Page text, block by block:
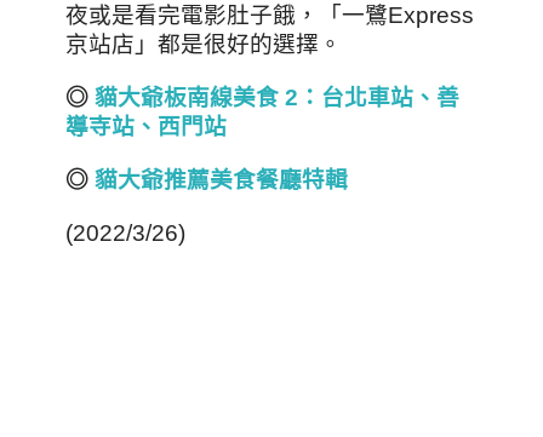
夜或是看完電影肚子餓，「一鷺Express
京站店」都是很好的選擇。
◎ 貓大爺板南線美食 2 ：台北車站、善
導寺站、西門站
◎ 貓大爺推薦美食餐廳特輯
(2022/3/26)